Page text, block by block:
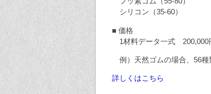
シリコン（35-60）
■ 価格
1材料データ一式 200,000
例）天然ゴムの場合、56種
詳しくはこちら